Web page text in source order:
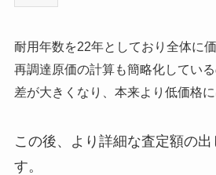
耐用年数を22年としており全体に
再調達原価の計算も簡略化してい
差が大きくなり、本来より低価格に
この後、より詳細な査定額の出
す。